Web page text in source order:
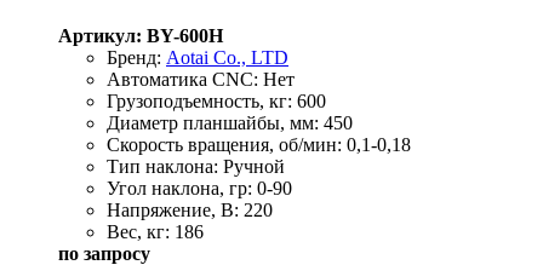
Артикул: BY-600H
Бренд: Aotai Co., LTD
Автоматика CNC: Нет
Грузоподъемность, кг: 600
Диаметр планшайбы, мм: 450
Скорость вращения, об/мин: 0,1-0,18
Тип наклона: Ручной
Угол наклона, гр: 0-90
Напряжение, В: 220
Вес, кг: 186
по запросу